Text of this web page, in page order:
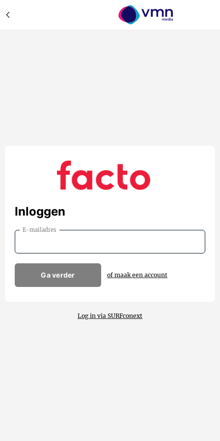
Inloggen
E-mailadres
Ga verder of maak een account
Log in via SURFconext